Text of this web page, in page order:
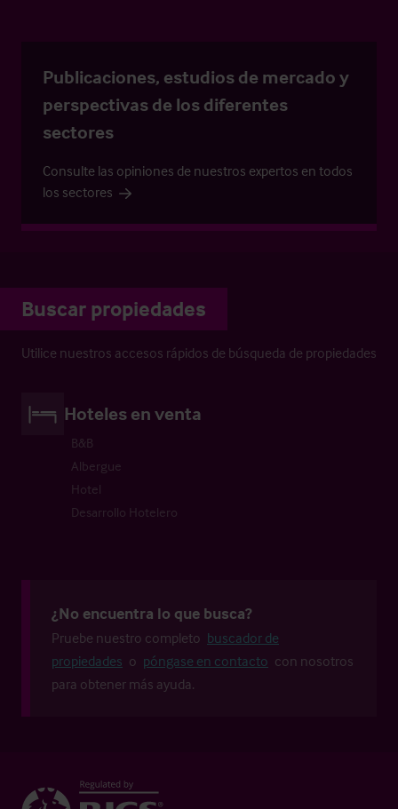
Publicaciones, estudios de mercado y
perspectivas de los diferentes
sectores
Consulte las opiniones de nuestros expertos en todos
los sectores
Buscar propiedades
Utilice nuestros accesos rápidos de búsqueda de propiedades
Hoteles en venta
B&B
Albergue
Hotel
Desarrollo Hotelero
¿No encuentra lo que busca?
Pruebe nuestro completo buscador de
propiedades o póngase en contacto con nosotros
para obtener más ayuda.